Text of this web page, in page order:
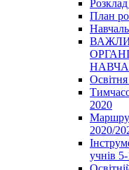
План
2020
2020/
учнів 5-